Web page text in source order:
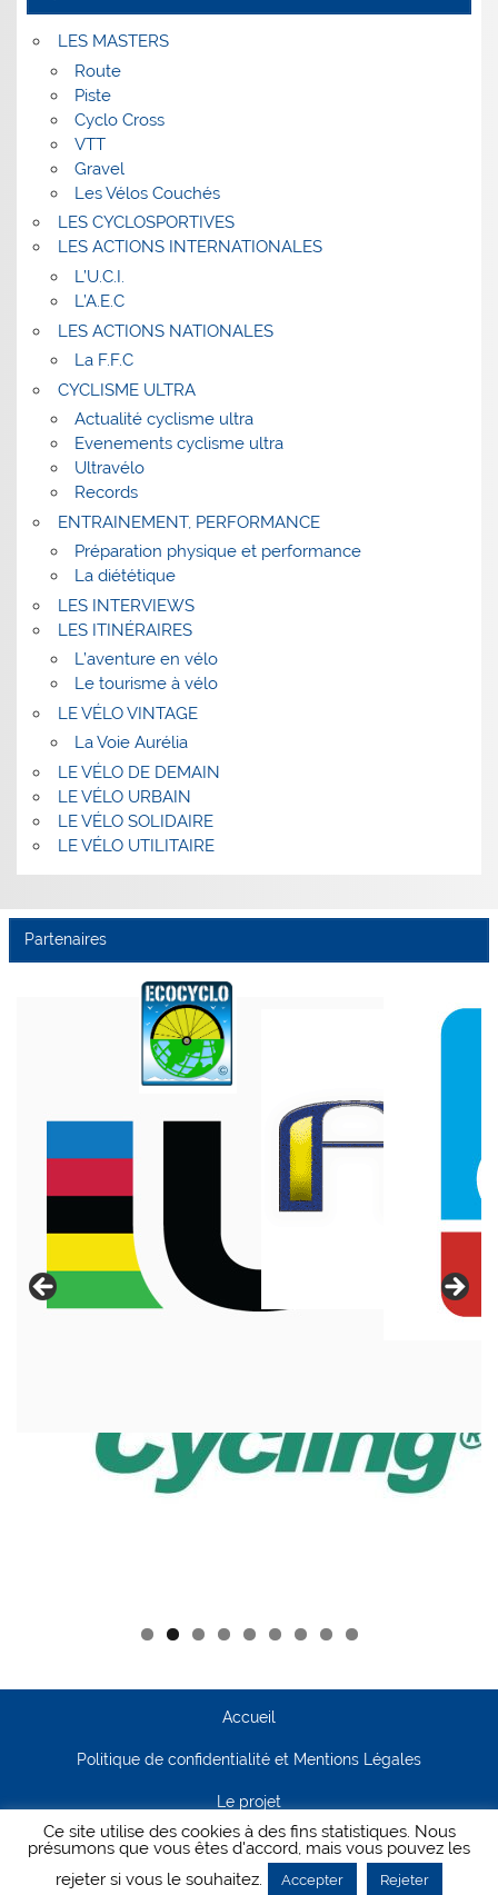
LES MASTERS
Route
Piste
Cyclo Cross
VTT
Gravel
Les Vélos Couchés
LES CYCLOSPORTIVES
LES ACTIONS INTERNATIONALES
L’U.C.I.
L’A.E.C
LES ACTIONS NATIONALES
La F.F.C
CYCLISME ULTRA
Actualité cyclisme ultra
Evenements cyclisme ultra
Ultravélo
Records
ENTRAINEMENT, PERFORMANCE
Préparation physique et performance
La diététique
LES INTERVIEWS
LES ITINÉRAIRES
L’aventure en vélo
Le tourisme à vélo
LE VÉLO VINTAGE
La Voie Aurélia
LE VÉLO DE DEMAIN
LE VÉLO URBAIN
LE VÉLO SOLIDAIRE
LE VÉLO UTILITAIRE
Partenaires
Accueil
Politique de confidentialité et Mentions Légales
Le projet
Contact
Ce site utilise des cookies à des fins statistiques. Nous
présumons que vous êtes d'accord, mais vous pouvez les
rejeter si vous le souhaitez.
Accepter Rejeter